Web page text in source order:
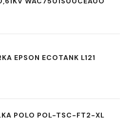
EPSON ECOTANK L121
POLO POL-TSC-FT2-XL